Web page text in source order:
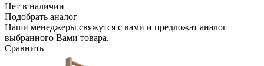
Нет в наличии
Подобрать аналог
Наши менеджеры свяжутся с вами и предложат аналог
выбранного Вами товара.
Сравнить